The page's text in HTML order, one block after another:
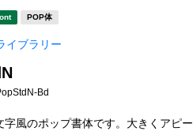
POP体
イブラリー
Bd
風のポップ書体です。大きくアピ